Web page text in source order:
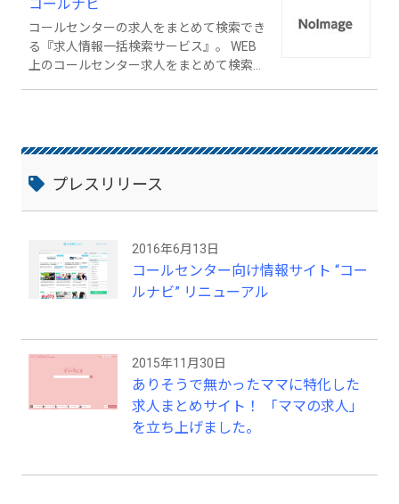
コールナビ
コールセンターの求人をまとめて検索でき
る『求人情報一括検索サービス』。 WEB
上のコールセンター求人をまとめて検索可
要サービス内容】 ●求人掲載 キュレーショ
ンシステムを活用し様々な媒体からコール
センター求人情報を当サイトにクローリン
グし、掲載。 ●充実した支援コンテンツ コ
コンテンツを多数掲載し、未経験者の不安
を解消。 ●ピックアップ求人 注目のコール
センターを特集。 その他、インタビュー
プレスリリース
2016年6月13日
コールセンター向け情報サイト “コー
ルナビ” リニューアル
2015年11月30日
ありそうで無かったママに特化した
求人まとめサイト！ 「ママの求人」
を立ち上げました。